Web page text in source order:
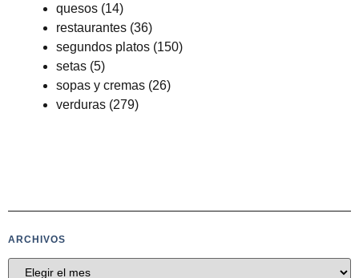
quesos (14)
restaurantes (36)
segundos platos (150)
setas (5)
sopas y cremas (26)
verduras (279)
ARCHIVOS